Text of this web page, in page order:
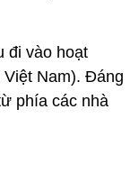
đi vào hoạt
Nam). Đáng
phía các nhà